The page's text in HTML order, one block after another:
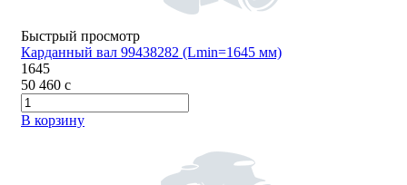
Быстрый просмотр
Карданный вал 99438282 (Lmin=1645 мм)
1645
50 460 c
В корзину